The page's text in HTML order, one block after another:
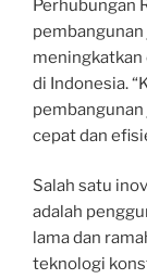
Perhubungan
di Indonesia.
cepat dan
Salah satu
adalah
lama dan
teknologi